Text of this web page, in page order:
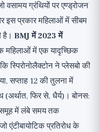
वसामय ग्रंथियों पर एण्ड्रोजन
इस प्रकार महिलाओं में सीबम
है। BMJ में 2023 में
महिलाओं में एक यादृच्छिक
स्पिरोनोलैक्टोन ने प्लेसबो की
सप्ताह 12 की तुलना में
फिर से, धैर्य)। बोनस:
समूह में लंबे समय तक
एंटीबायोटिक प्रतिरोध के